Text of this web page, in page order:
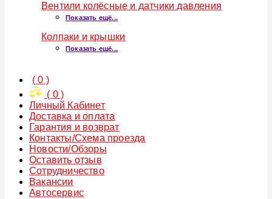
Вентили колёсные и датчики давления
Показать ещё...
Колпаки и крышки
Показать ещё...
(0 )
( 0)
Личный Кабинет
Доставка и оплата
Гарантия и возврат
Контакты/Схема проезда
Новости/Обзоры
Оставить отзыв
Сотрудничество
Вакансии
Автосервис